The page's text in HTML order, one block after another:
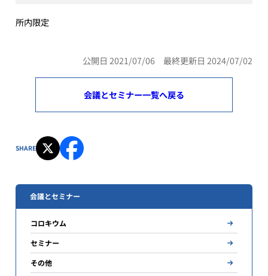
所内限定
公開日 2021/07/06 最終更新日 2024/07/02
会議とセミナー一覧へ戻る
SHARE
会議とセミナー
コロキウム
セミナー
その他